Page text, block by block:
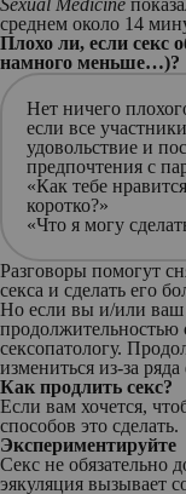
Sexual Medicine
среднем около 14
Плохо ли, если секс
намного меньше…)?
Нет ничего
если все
удовольствие и
предпочтения с
«Как тебе
коротко?»
«Что я могу
Разговоры помогут
секса и сделать его
Но если вы и/или ваш
продолжительностью
сексопатологу.
измениться из-за
Как продлить секс?
Если вам хочется,
способов это сделать.
Экспериментируйте
Секс не обязательно
эякуляция вызывает